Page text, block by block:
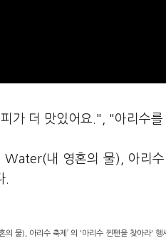
가 더 맛있어요.", "아리수
내 영혼의 물), 아리수
.
물), 아리수 축제’ 의 '아리수 찐팬을 찾아라' 행